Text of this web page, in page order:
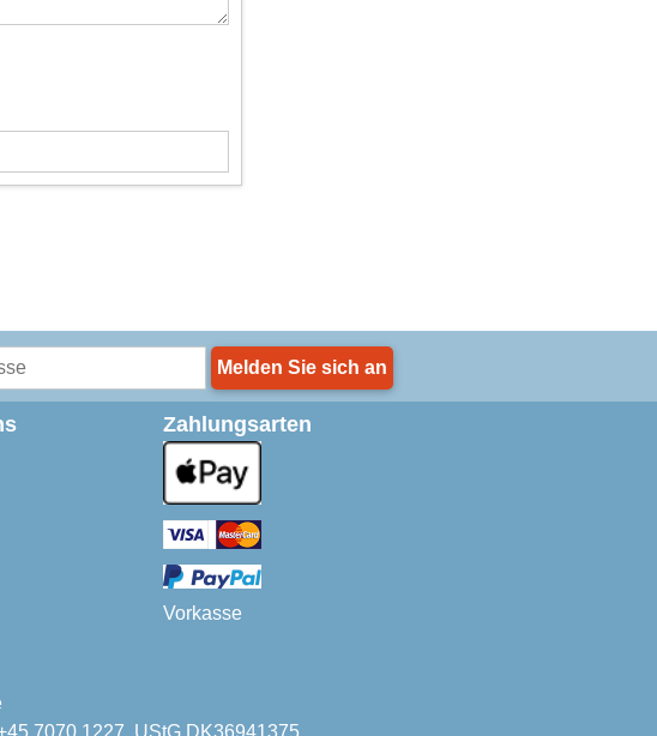
Melden Sie sich an
Zahlungsarten
Vorkasse
7070 1227. UStG DK36941375